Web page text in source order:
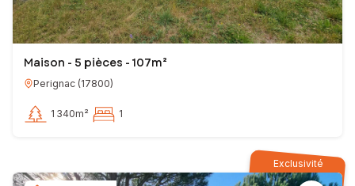
Maison - 5 pièces - 107m²
Perignac (17800)
1 340m² 1
Exclusivité